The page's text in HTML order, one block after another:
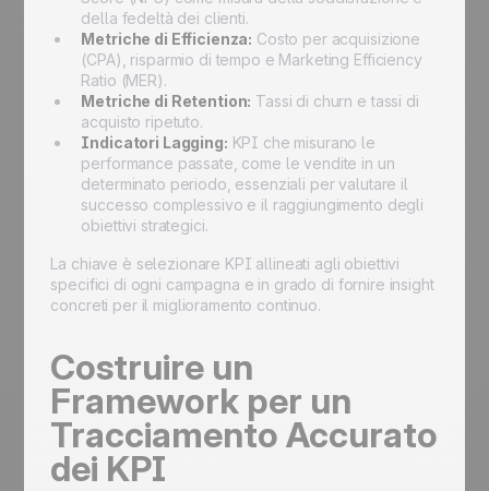
della fedeltà dei clienti.
Metriche di Efficienza: Costo per acquisizione
(CPA), risparmio di tempo e Marketing Efficiency
Ratio (MER).
Metriche di Retention: Tassi di churn e tassi di
acquisto ripetuto.
Indicatori Lagging: KPI che misurano le
performance passate, come le vendite in un
determinato periodo, essenziali per valutare il
successo complessivo e il raggiungimento degli
obiettivi strategici.
La chiave è selezionare KPI allineati agli obiettivi
specifici di ogni campagna e in grado di fornire insight
concreti per il miglioramento continuo.
Costruire un
Framework per un
Tracciamento Accurato
dei KPI